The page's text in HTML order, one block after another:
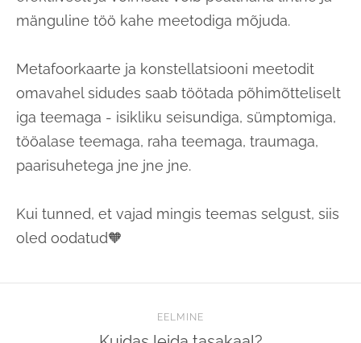
mänguline töö kahe meetodiga mõjuda.
Metafoorkaarte ja konstellatsiooni meetodit
omavahel sidudes saab töötada põhimõtteliselt
iga teemaga - isikliku seisundiga, sümptomiga,
tööalase teemaga, raha teemaga, traumaga,
paarisuhetega jne jne jne.
Kui tunned, et vajad mingis teemas selgust, siis
oled oodatud🧡
EELMINE